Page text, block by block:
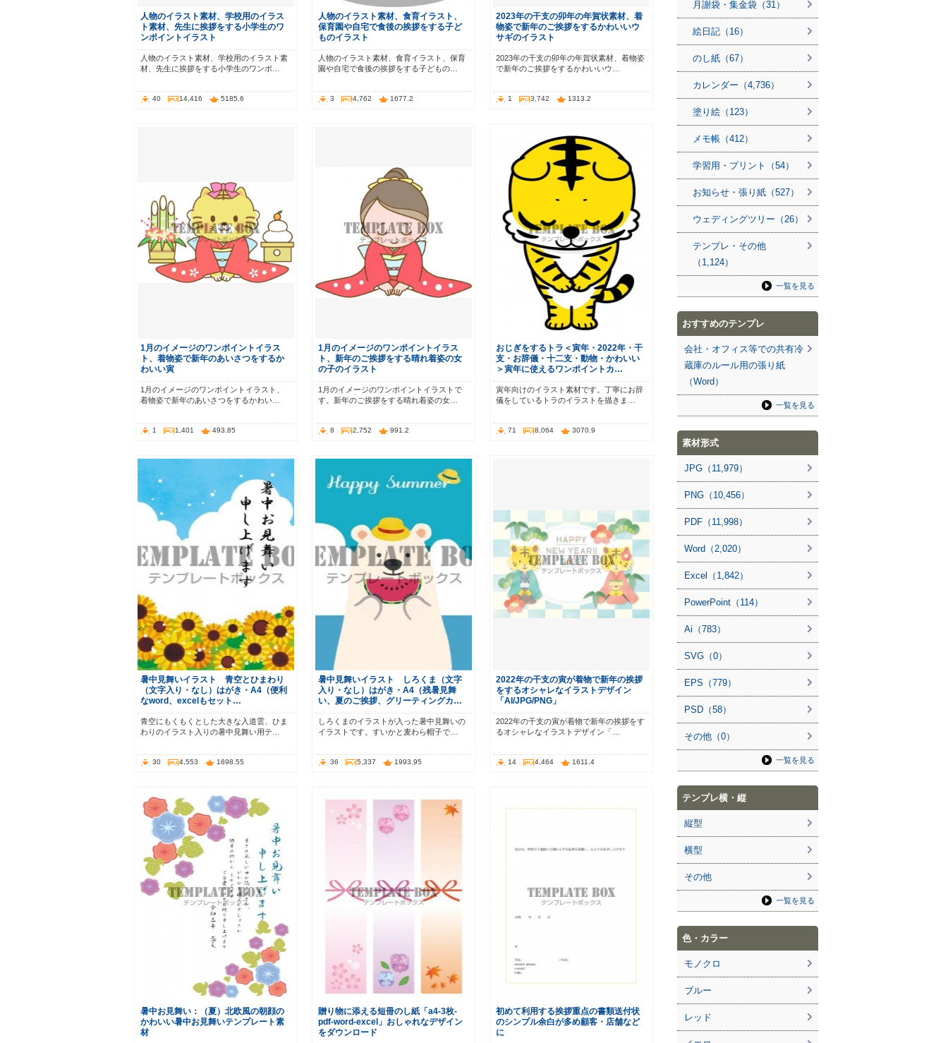
人物のイラスト素材、学校用のイラス
ト素材、先生に挨拶をする小学生のワ
ンポイントイラスト
人物のイラスト素材、学校用のイラスト素
材、先生に挨拶をする小学生のワンポ…
40 14,416 5185.6
人物のイラスト素材、食育イラスト、
保育園や自宅で食後の挨拶をする子ど
ものイラスト
人物のイラスト素材、食育イラスト、保育
園や自宅で食後の挨拶をする子どもの…
3 4,762 1677.2
2023年の干支の卯年の年賀状素材、着
物姿で新年のご挨拶をするかわいいウ
サギのイラスト
2023年の干支の卯年の年賀状素材、着物姿
で新年のご挨拶をするかわいいウ…
1 3,742 1313.2
1月のイメージのワンポイントイラス
ト、着物姿で新年のあいさつをするか
わいい寅
1月のイメージのワンポイントイラスト、
着物姿で新年のあいさつをするかわい…
1 1,401 493.85
1月のイメージのワンポイントイラス
ト、新年のご挨拶をする晴れ着姿の女
の子のイラスト
1月のイメージのワンポイントイラストで
す。新年のご挨拶をする晴れ着姿の女…
8 2,752 991.2
おじぎをするトラ＜寅年・2022年・干
支・お辞儀・十二支・動物・かわいい
＞寅年に使えるワンポイントカ…
寅年向けのイラスト素材です。丁寧にお辞
儀をしているトラのイラストを描きま…
71 8,064 3070.9
暑中見舞いイラスト 青空とひまわり
（文字入り・なし）はがき・A4（便利
なword、excelもセット…
青空にもくもくとした大きな入道雲、ひま
わりのイラスト入りの暑中見舞い用テ…
30 4,553 1698.55
暑中見舞いイラスト しろくま（文字
入り・なし）はがき・A4（残暑見舞
い、夏のご挨拶、グリーティングカ…
しろくまのイラストが入った暑中見舞いの
イラストです。すいかと麦わら帽子で…
36 5,337 1993.95
2022年の干支の寅が着物で新年の挨拶
をするオシャレなイラストデザイン
「AI/JPG/PNG」
2022年の干支の寅が着物で新年の挨拶をす
るオシャレなイラストデザイン「…
14 4,464 1611.4
暑中お見舞い：（夏）北欧風の朝顔の
かわいい暑中お見舞いテンプレート素
材
贈り物に添える短冊のし紙「a4-3枚-
pdf-word-excel」おしゃれなデザイン
をダウンロード
初めて利用する挨拶重点の書類送付状
のシンプル余白が多め顧客・店舗など
に
月謝袋・集金袋（31）
絵日記（16）
のし紙（67）
カレンダー（4,736）
塗り絵（123）
メモ帳（412）
学習用・プリント（54）
お知らせ・張り紙（527）
ウェディングツリー（26）
テンプレ・その他
（1,124）
一覧を見る
おすすめのテンプレ
会社・オフィス等での共有冷
蔵庫のルール用の張り紙
（Word）
一覧を見る
素材形式
JPG（11,979）
PNG（10,456）
PDF（11,998）
Word（2,020）
Excel（1,842）
PowerPoint（114）
Ai（783）
SVG（0）
EPS（779）
PSD（58）
その他（0）
一覧を見る
テンプレ横・縦
縦型
横型
その他
一覧を見る
色・カラー
モノクロ
ブルー
レッド